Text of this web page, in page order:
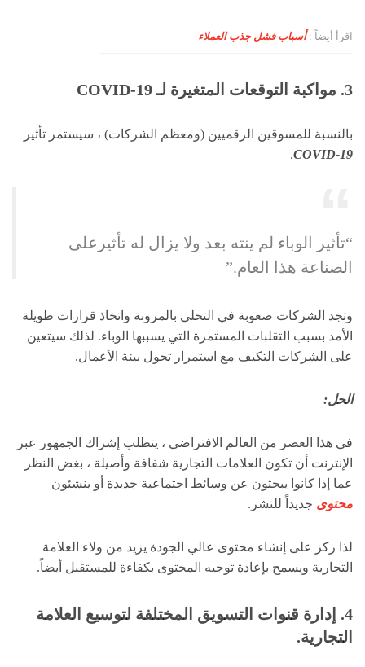
اقرأ أيضاً :أسباب فشل جذب العملاء
3. مواكبة التوقعات المتغيرة لـ COVID-19
بالنسبة للمسوقين الرقميين (ومعظم الشركات) ، سيستمر تأثير
COVID-19
.
“تأثير الوباء لم ينته بعد ولا يزال له تأثيرعلى
الصناعة هذا العام.”
وتجد الشركات صعوبة في التحلي بالمرونة واتخاذ قرارات طويلة
الأمد بسبب التقلبات المستمرة التي يسببها الوباء. لذلك سيتعين
على الشركات التكيف مع استمرار تحول بيئة الأعمال.
الحل:
في هذا العصر من العالم الافتراضي ، يتطلب إشراك الجمهور عبر
الإنترنت أن تكون العلامات التجارية شفافة وأصيلة ، بغض النظر
عما إذا كانوا يبحثون عن وسائط اجتماعية جديدة أو ينشئون
محتوى جديداً للنشر.
لذا ركز على إنشاء محتوى عالي الجودة يزيد من ولاء العلامة
التجارية ويسمح بإعادة توجيه المحتوى بكفاءة للمستقبل أيضاً.
4. إدارة قنوات التسويق المختلفة لتوسيع العلامة
التجارية.